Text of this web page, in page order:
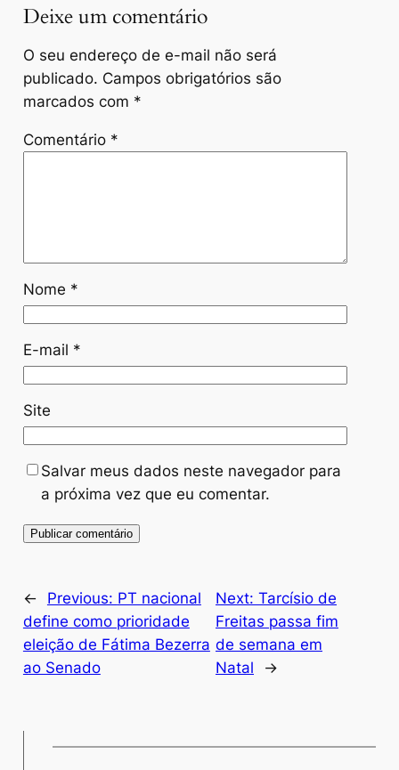
Deixe um comentário
O seu endereço de e-mail não será
publicado. Campos obrigatórios são
marcados com *
Comentário *
Nome *
E-mail *
Site
Salvar meus dados neste navegador para
a próxima vez que eu comentar.
← Previous: PT nacional
define como prioridade
eleição de Fátima Bezerra
ao Senado
Next: Tarcísio de
Freitas passa fim
de semana em
Natal
→